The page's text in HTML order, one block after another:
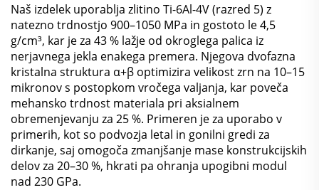
Naš izdelek uporablja zlitino Ti-6Al-4V (razred 5) z
natezno trdnostjo 900–1050 MPa in gostoto le 4,5
g/cm³, kar je za 43 % lažje od okroglega palica iz
nerjavnega jekla enakega premera. Njegova dvofazna
kristalna struktura α+β optimizira velikost zrn na 10–15
mikronov s postopkom vročega valjanja, kar poveča
mehansko trdnost materiala pri aksialnem
obremenjevanju za 25 %. Primeren je za uporabo v
primerih, kot so podvozja letal in gonilni gredi za
dirkanje, saj omogoča zmanjšanje mase konstrukcijskih
delov za 20–30 %, hkrati pa ohranja upogibni modul
nad 230 GPa.